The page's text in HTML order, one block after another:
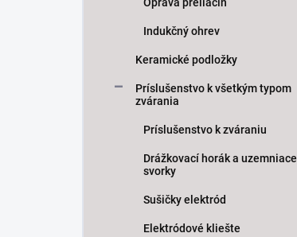
Indukčný ohrev
Keramické podložky
Príslušenstvo k všetkým typom
zvárania
Príslušenstvo k zváraniu
Drážkovací horák a uzemniace
svorky
Sušičky elektród
Elektródové kliešte